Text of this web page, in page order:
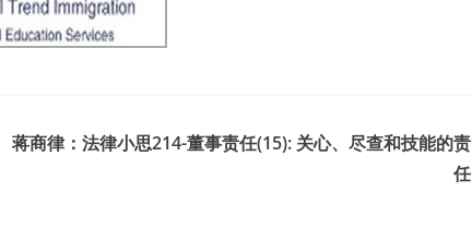
蒋商律：法律小思214-董事责任(15): 关心、尽查和技能的责
任